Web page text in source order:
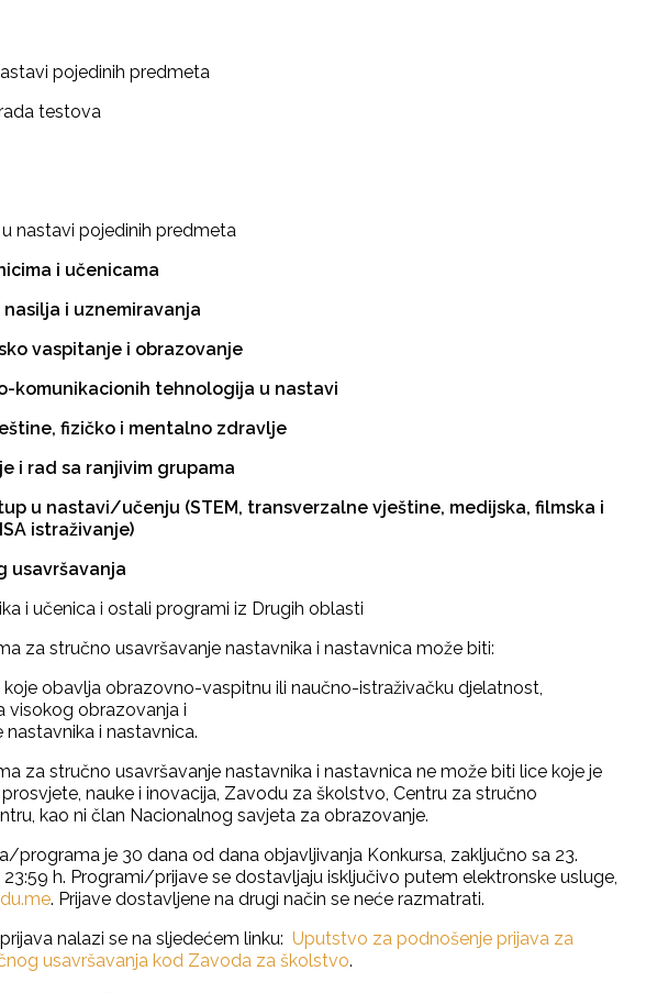
pojedinih predmeta
testova
pojedinih predmeta
i učenicama
i uznemiravanja
vaspitanje i obrazovanje
komunikacionih tehnologija u nastavi
fizičko i mentalno zdravlje
i rad sa ranjivim grupama
u nastavi/učenju (STEM, transverzalne vještine, medijska, filmska i
istraživanje)
usavršavanja
i učenica i ostali programi iz Drugih oblasti
za stručno usavršavanje nastavnika i nastavnica može biti:
obavlja obrazovno-vaspitnu ili naučno-istraživačku djelatnost,
visokog obrazovanja i
i nastavnica.
za stručno usavršavanje nastavnika i nastavnica ne može biti lice koje je
nauke i inovacija, Zavodu za školstvo, Centru za stručno
kao ni član Nacionalnog savjeta za obrazovanje.
programa je 30 dana od dana objavljivanja Konkursa, zaključno sa 23.
h. Programi/prijave se dostavljaju isključivo putem elektronske usluge,
. Prijave dostavljene na drugi način se neće razmatrati.
nalazi se na sljedećem linku: Uputstvo za podnošenje prijava za
usavršavanja kod Zavoda za školstvo.